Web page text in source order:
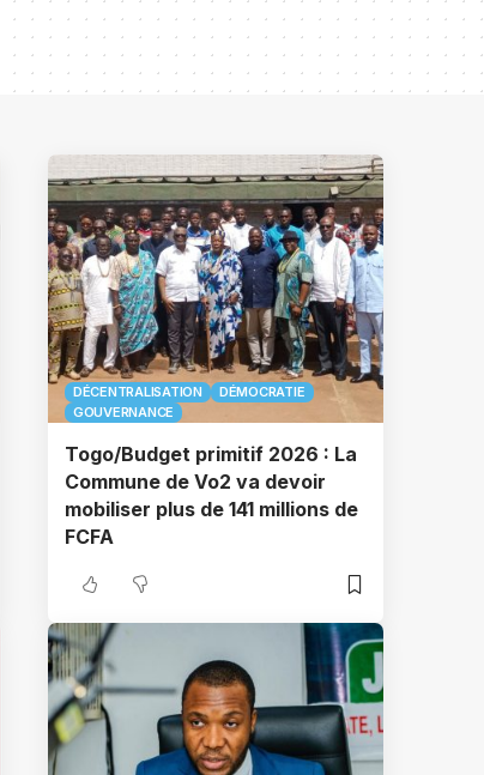
DÉCENTRALISATION
DÉMOCRATIE
GOUVERNANCE
Togo/Budget primitif 2026 : La
Commune de Vo2 va devoir
mobiliser plus de 141 millions de
FCFA